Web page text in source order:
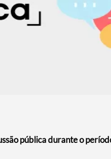
pública durante o